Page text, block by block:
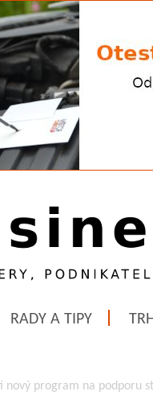
RADY A TIPY
nový program na podporu